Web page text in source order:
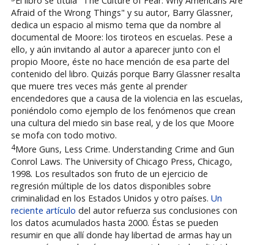
Afraid of the Wrong Things" y su autor, Barry Glassner,
dedica un espacio al mismo tema que da nombre al
documental de Moore: los tiroteos en escuelas. Pese a
ello, y aún invitando al autor a aparecer junto con el
propio Moore, éste no hace mención de esa parte del
contenido del libro. Quizás porque Barry Glassner resalta
que muere tres veces más gente al prender
encendedores que a causa de la violencia en las escuelas,
poniéndolo como ejemplo de los fenómenos que crean
una cultura del miedo sin base real, y de los que Moore
se mofa con todo motivo.
4More Guns, Less Crime. Understanding Crime and Gun
Conrol Laws. The University of Chicago Press, Chicago,
1998. Los resultados son fruto de un ejercicio de
regresión múltiple de los datos disponibles sobre
criminalidad en los Estados Unidos y otro países. Un
reciente artículo del autor refuerza sus conclusiones con
los datos acumulados hasta 2000. Éstas se pueden
resumir en que allí donde hay libertad de armas hay un